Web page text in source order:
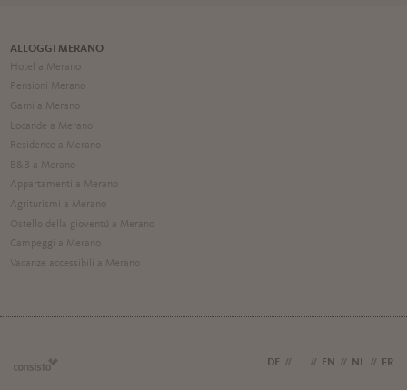
ALLOGGI MERANO
Hotel a Merano
Pensioni Merano
Garni a Merano
Locande a Merano
Residence a Merano
B&B a Merano
Appartamenti a Merano
Agriturismi a Merano
Ostello della gioventú a Merano
Campeggi a Merano
Vacanze accessibili a Merano
DE // // EN // NL // FR